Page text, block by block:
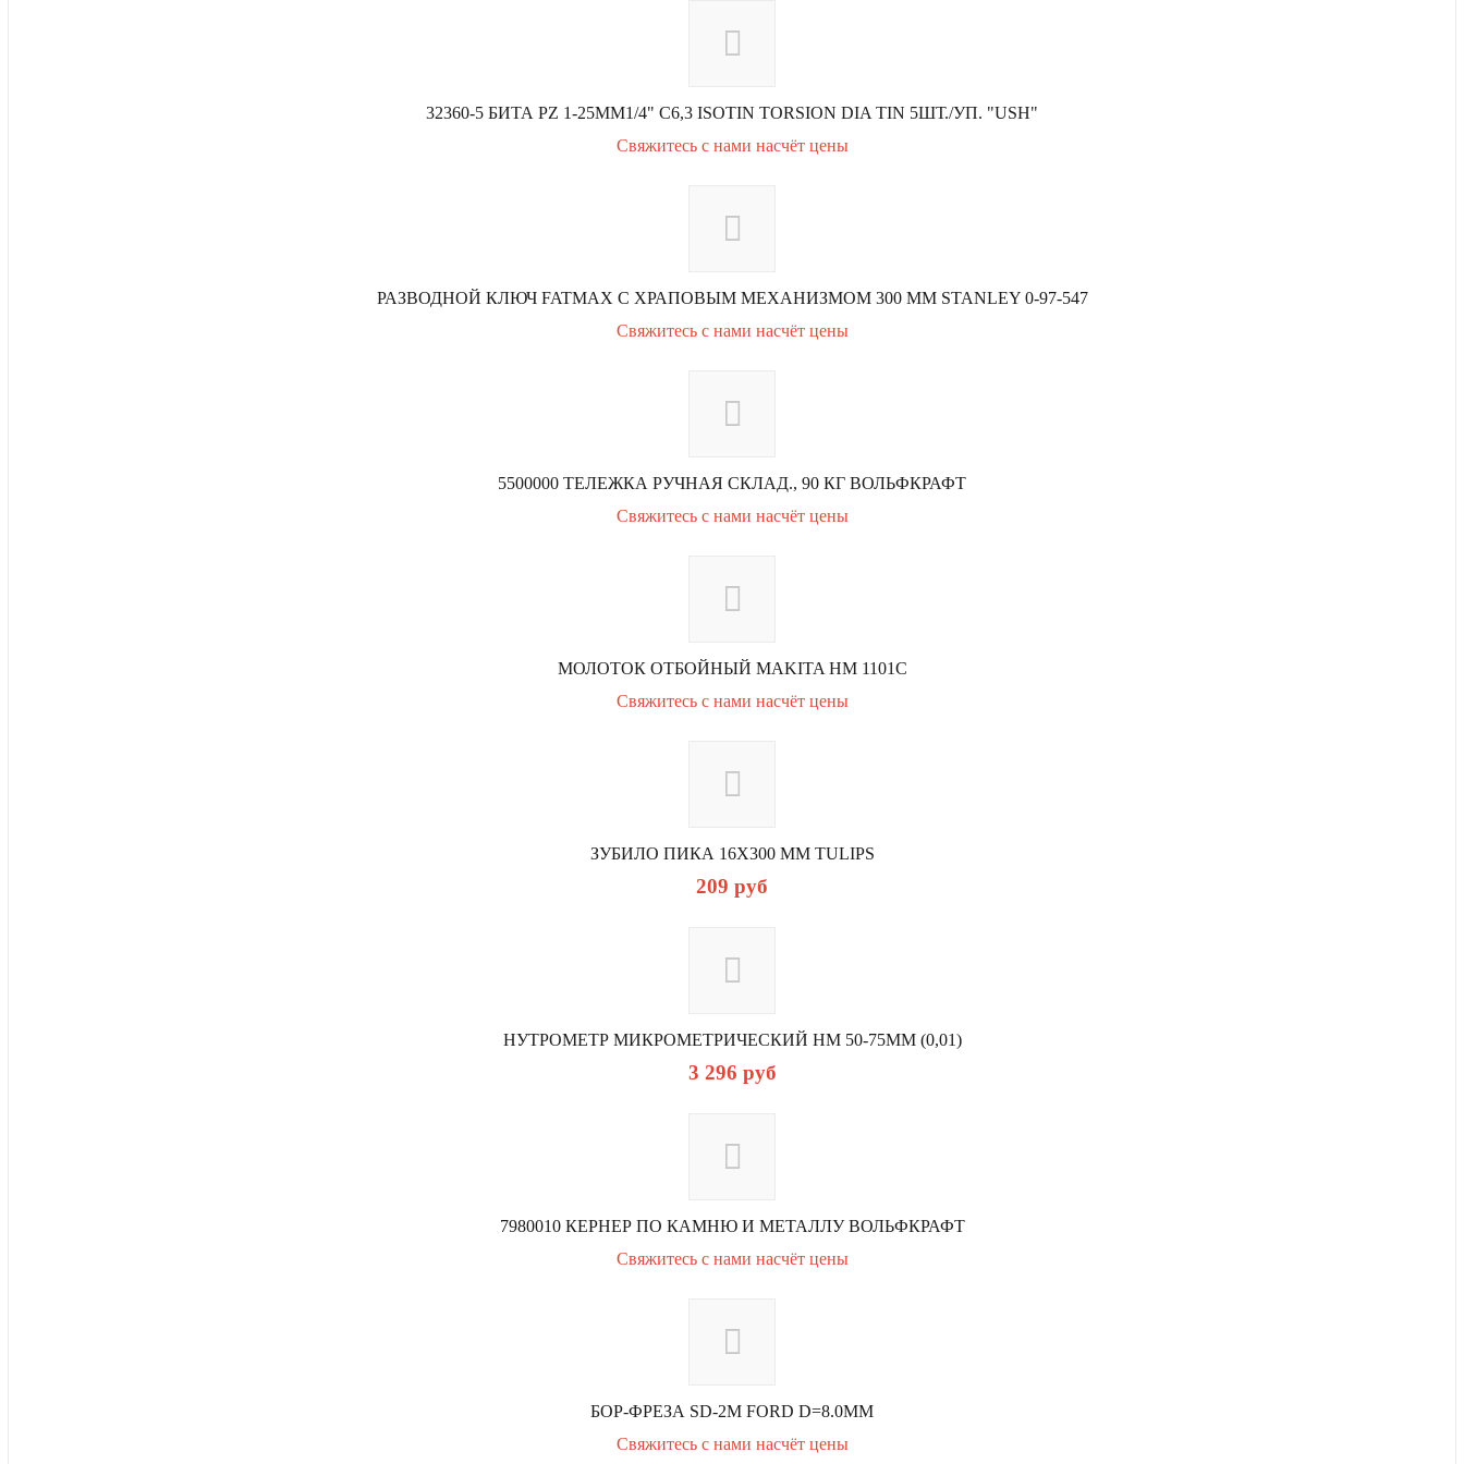
32360-5 БИТА PZ 1-25MM1/4" С6,3 ISOTIN TORSION DIA TIN 5ШТ./УП. "USH"
Свяжитесь с нами насчёт цены
РАЗВОДНОЙ КЛЮЧ FATMAX С ХРАПОВЫМ МЕХАНИЗМОМ 300 ММ STANLEY 0-97-547
Свяжитесь с нами насчёт цены
5500000 ТЕЛЕЖКА РУЧНАЯ СКЛАД., 90 КГ ВОЛЬФКРАФТ
Свяжитесь с нами насчёт цены
МОЛОТОК ОТБОЙНЫЙ MAKITA НМ 1101С
Свяжитесь с нами насчёт цены
ЗУБИЛО ПИКА 16Х300 ММ TULIPS
209 руб
НУТРОМЕТР МИКРОМЕТРИЧЕСКИЙ НМ 50-75ММ (0,01)
3 296 руб
7980010 КЕРНЕР ПО КАМНЮ И МЕТАЛЛУ ВОЛЬФКРАФТ
Свяжитесь с нами насчёт цены
БОР-ФРЕЗА SD-2M FORD D=8.0ММ
Свяжитесь с нами насчёт цены